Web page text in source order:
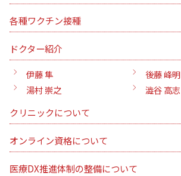
各種ワクチン接種
ドクター紹介
伊藤 隼
後藤 峰明
湯村 崇之
澁谷 高志
クリニックについて
オンライン資格について
医療DX推進体制の整備について